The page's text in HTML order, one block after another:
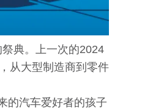
典。上一次的2024
从大型制造商到零件
的汽车爱好者的孩子